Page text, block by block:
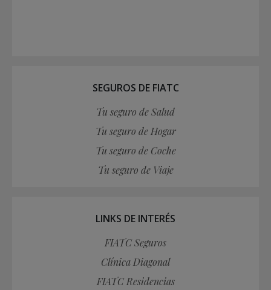
SEGUROS DE FIATC
Tu seguro de Salud
Tu seguro de Hogar
Tu seguro de Coche
Tu seguro de Viaje
LINKS DE INTERÉS
FIATC Seguros
Clínica Diagonal
FIATC Residencias